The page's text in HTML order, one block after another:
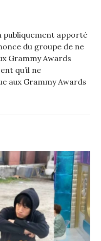
publiquement apporté
du groupe de ne
Grammy Awards
qu’il ne
aux Grammy Awards
> GRAMMY » :